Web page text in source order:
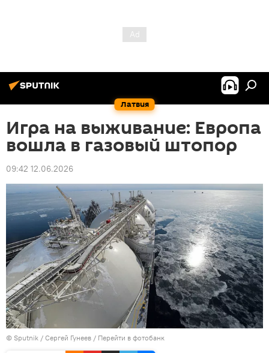
Латвия
Игра на выживание: Европа
вошла в газовый штопор
09:42 12.06.2026
© Sputnik / Сергей Гунеев / Перейти в фотобанк